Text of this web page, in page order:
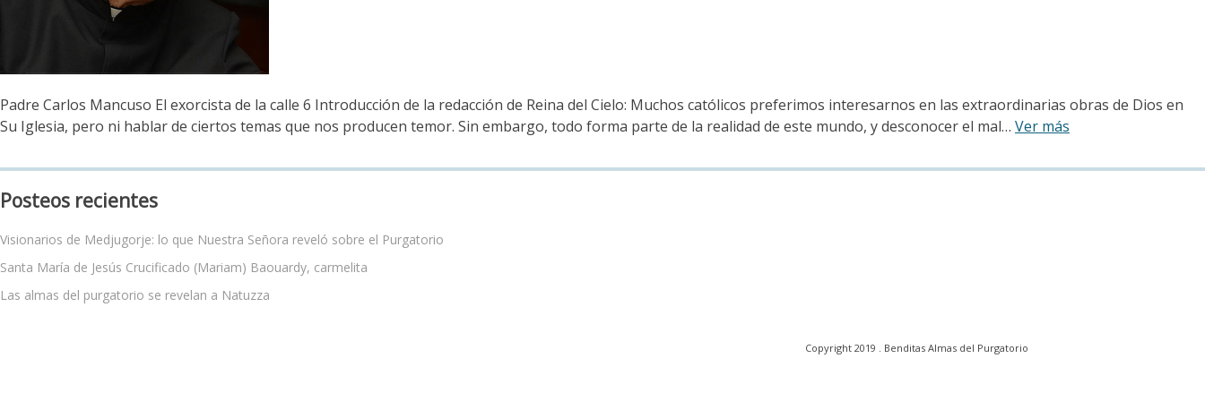
Padre Carlos Mancuso El exorcista de la calle 6 Introducción de la redacción de Reina del Cielo: Muchos católicos preferimos interesarnos en las extraordinarias obras de Dios en
Su Iglesia, pero ni hablar de ciertos temas que nos producen temor. Sin embargo, todo forma parte de la realidad de este mundo, y desconocer el mal… Ver más
Posteos recientes
Visionarios de Medjugorje: lo que Nuestra Señora reveló sobre el Purgatorio
Santa María de Jesús Crucificado (Mariam) Baouardy, carmelita
Las almas del purgatorio se revelan a Natuzza
Copyright 2019 . Benditas Almas del Purgatorio